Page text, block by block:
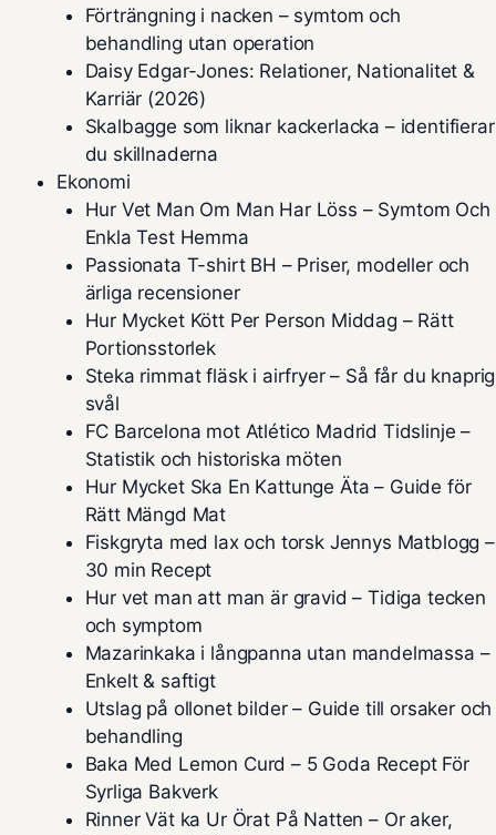
Förträngning i nacken – symtom och
behandling utan operation
Daisy Edgar-Jones: Relationer, Nationalitet &
Karriär (2026)
Skalbagge som liknar kackerlacka – identifierar
du skillnaderna
Ekonomi
Hur Vet Man Om Man Har Löss – Symtom Och
Enkla Test Hemma
Passionata T-shirt BH – Priser, modeller och
ärliga recensioner
Hur Mycket Kött Per Person Middag – Rätt
Portionsstorlek
Steka rimmat fläsk i airfryer – Så får du knaprig
svål
FC Barcelona mot Atlético Madrid Tidslinje –
Statistik och historiska möten
Hur Mycket Ska En Kattunge Äta – Guide för
Rätt Mängd Mat
Fiskgryta med lax och torsk Jennys Matblogg –
30 min Recept
Hur vet man att man är gravid – Tidiga tecken
och symptom
Mazarinkaka i långpanna utan mandelmassa –
Enkelt & saftigt
Utslag på ollonet bilder – Guide till orsaker och
behandling
Baka Med Lemon Curd – 5 Goda Recept För
Syrliga Bakverk
Rinner Vät ka Ur Örat På Natten – Or aker,